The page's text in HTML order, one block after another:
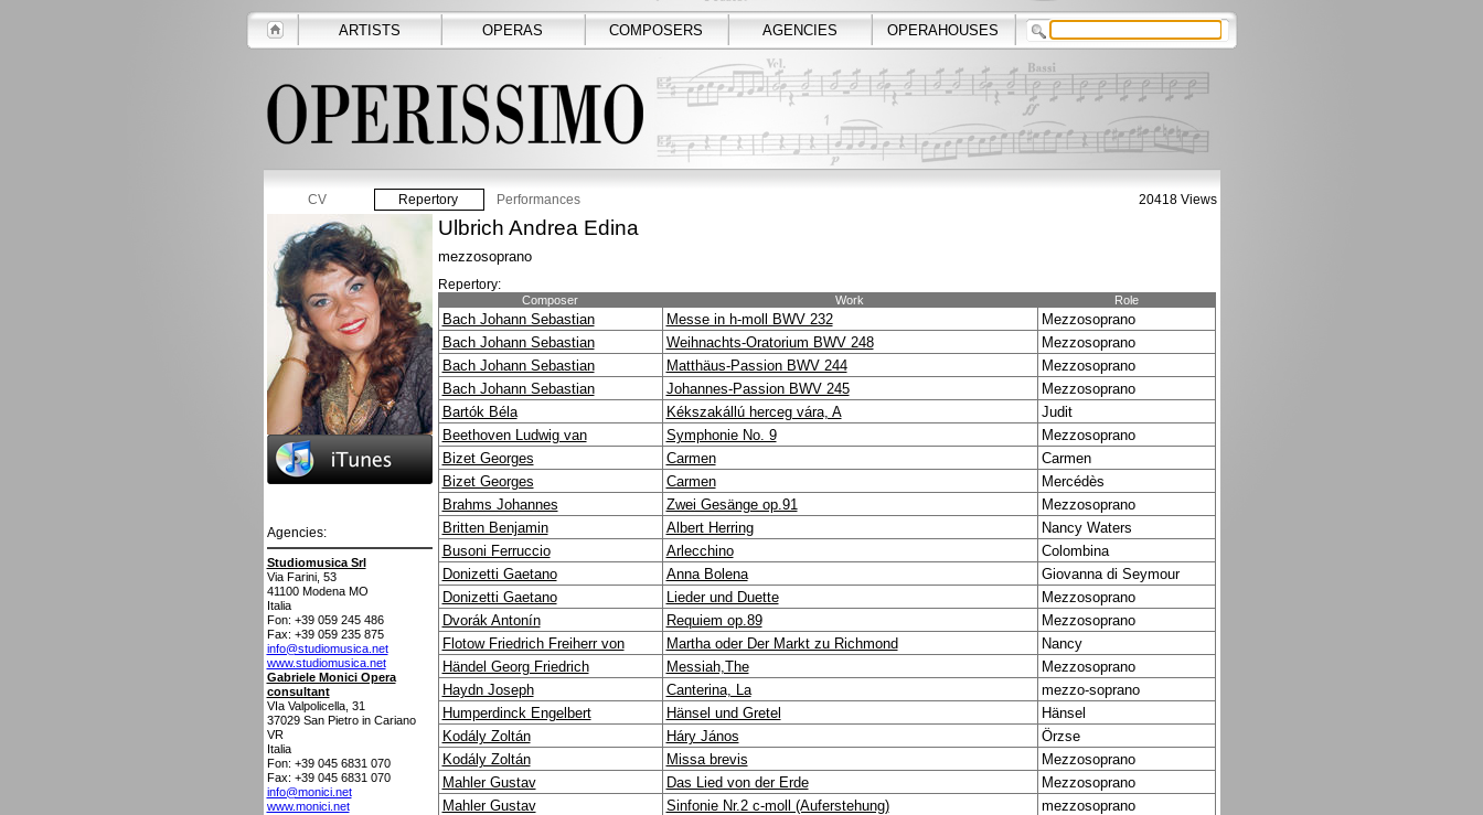
ARTISTS OPERAS COMPOSERS AGENCIES OPERAHOUSES
CV Repertory Performances 20418 Views
Agencies:
Studiomusica Srl
Via Farini, 53
41100 Modena MO
Italia
Fon: +39 059 245 486
Fax: +39 059 235 875
info@studiomusica.net
www.studiomusica.net
Gabriele Monici Opera
consultant
VIa Valpolicella, 31
37029 San Pietro in Cariano
VR
Italia
Fon: +39 045 6831 070
Fax: +39 045 6831 070
info@monici.net
www.monici.net
Ulbrich Andrea Edina
mezzosoprano
Repertory:
Composer Work Role
Bach Johann Sebastian Messe in h-moll BWV 232
Mezzosoprano
Bach Johann Sebastian
Weihnachts-Oratorium BWV 248
Mezzosoprano
Bach Johann Sebastian
Matthäus-Passion BWV 244
Mezzosoprano
Bach Johann Sebastian
Johannes-Passion BWV 245
Mezzosoprano
Bartók Béla
Kékszakállú herceg vára, A
Judit
Beethoven Ludwig van
Symphonie No. 9
Mezzosoprano
Bizet Georges
Carmen
Carmen
Bizet Georges
Carmen
Mercédès
Brahms Johannes
Zwei Gesänge op.91
Mezzosoprano
Britten Benjamin
Albert Herring
Nancy Waters
Busoni Ferruccio
Arlecchino
Colombina
Donizetti Gaetano
Anna Bolena
Giovanna di Seymour
Donizetti Gaetano
Lieder und Duette
Mezzosoprano
Dvorák Antonín
Requiem op.89
Mezzosoprano
Flotow Friedrich Freiherr von
Martha oder Der Markt zu Richmond
Nancy
Händel Georg Friedrich
Messiah,The
Mezzosoprano
Haydn Joseph
Canterina, La
mezzo-soprano
Humperdinck Engelbert
Hänsel und Gretel
Hänsel
Kodály Zoltán
Háry János
Örzse
Kodály Zoltán
Missa brevis
Mezzosoprano
Mahler Gustav
Das Lied von der Erde
Mezzosoprano
Mahler Gustav
Sinfonie Nr.2 c-moll (Auferstehung)
mezzosoprano